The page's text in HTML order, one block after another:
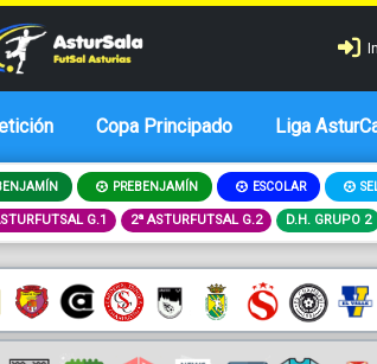
Copa Principado Liga
PREBENJAMÍN ESCOLAR
G.1 2ª ASTURFUTSAL G.2 D.H. GRUPO 2